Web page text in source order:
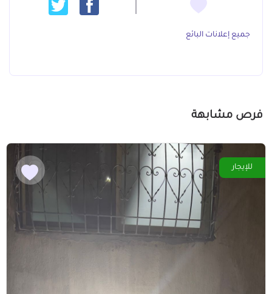
جميع إعلانات البائع
فرص مشابهة
للإيجار